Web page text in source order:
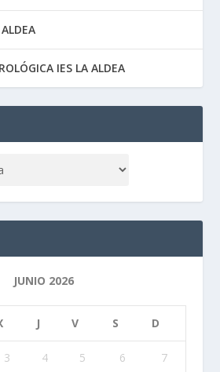
IES LA ALDEA
JUNIO 2026
J V S D
3 4 5 6 7